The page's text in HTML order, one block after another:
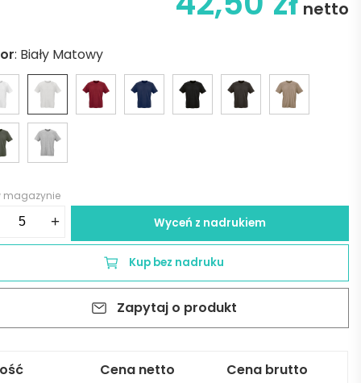
netto
: Biały Matowy
magazynie
+ Wyceń z nadrukiem
Kup bez nadruku
Zapytaj o produkt
Cena netto
Cena brutto